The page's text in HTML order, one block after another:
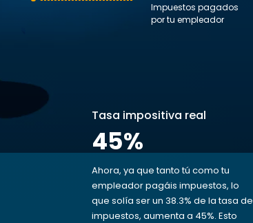
Impuestos pagados
por tu empleador
Tasa impositiva real
45%
Ahora, ya que tanto tú como tu
empleador pagáis impuestos, lo
que solía ser un 38.3% de la tasa de
impuestos, aumenta a 45%. Esto